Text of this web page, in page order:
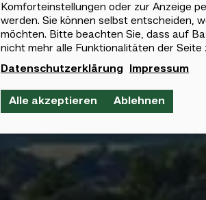
Komforteinstellungen oder zur Anzeige
werden. Sie können selbst entscheiden,
möchten. Bitte beachten Sie, dass auf
nicht mehr alle Funktionalitäten der Seite
Datenschutzerklärung
Impressum
Ablehnen
Alle akzeptieren